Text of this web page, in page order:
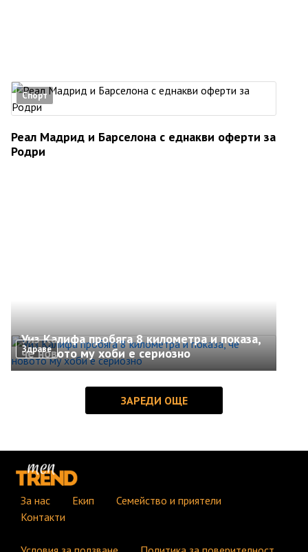
Спорт
Реал Мадрид и Барселона с еднакви оферти за
Родри
Здраве
Уиз Калифа пробяга 8 километра и показа,
че новото му хоби е сериозно
За нас Екип
Семейство и приятели
Контакти